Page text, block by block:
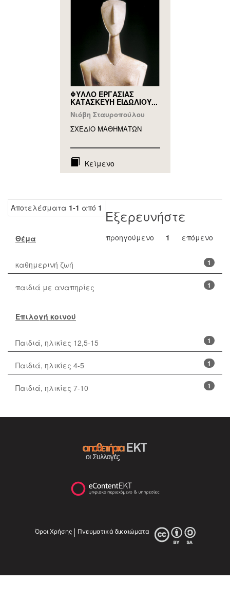
ΦΥΛΛΟ ΕΡΓΑΣΙΑΣ
ΚΑΤΑΣΚΕΥΗ ΕΙΔΩΛΙΟΥ...
Νιόβη Σταυροπούλου
ΣΧΕΔΙΟ ΜΑΘΗΜAΤΩΝ
Κείμενο
Αποτελέσματα 1-1 από 1
προηγούμενο 1 επόμενο
Εξερευνήστε
Θέμα
1
καθημερινή ζωή
1
παιδιά με αναπηρίες
Επιλογή κοινού
1
Παιδιά, ηλικίες 12,5-15
1
Παιδιά, ηλικίες 4-5
1
Παιδιά, ηλικίες 7-10